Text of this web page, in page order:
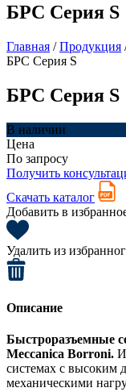
БРС Серия S
Главная /Продукция
БРС Серия S
БРС Серия S
В наличии
Цена
По запросу
Получить
Скачать каталог
Добавить в
Удалить из
Описание
Быстроразъемные
Meccanica Borroni.
системах с высоким
механическими